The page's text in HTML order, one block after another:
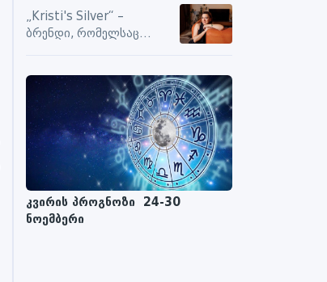
გარეთ
„Kristi's Silver“ –
ბრენდი, რომელსაც
კვირის პროგნოზი 24-30
ნოემბერი